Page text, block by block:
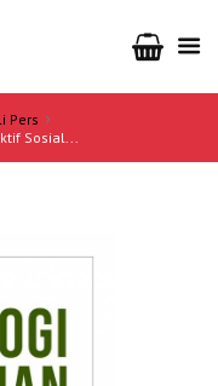
Pers
Sosial...